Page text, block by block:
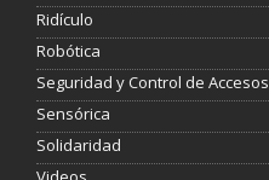
Ridículo
Robótica
Seguridad y Control de Accesos
Sensórica
Solidaridad